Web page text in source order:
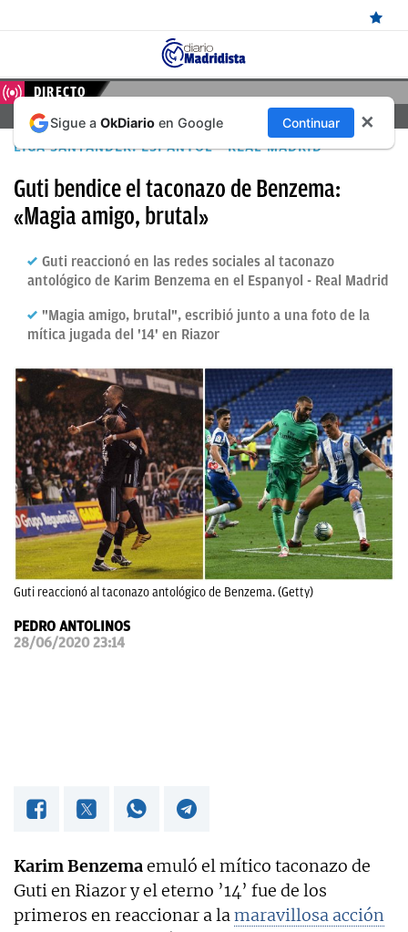
ÚLTIMAS
NOTICIAS
MADRID
BALONCESTO
CANTERA
DIRECTO
FEMENINO
PAPARAZZI
OKDIARIO
DIRECTO
FERENCVAROS – REAL MADRID, EN DIRECTO HOY
LIGA SANTANDER: ESPANYOL - REAL MADRID
Guti bendice el taconazo de Benzema:
«Magia amigo, brutal»
Guti reaccionó en las redes sociales al taconazo
antológico de Karim Benzema en el Espanyol - Real Madrid
"Magia amigo, brutal", escribió junto a una foto de la
mítica jugada del '14' en Riazor
Guti reaccionó al taconazo antológico de Benzema. (Getty)
PEDRO ANTOLINOS
28/06/2020 23:14
Karim Benzemaemuló el mítico taconazo de
Guti en Riazor y el eterno ’14’ fue de los
primeros en reaccionar a lamaravillosa acción
Sigue a OkDiario en Google Continuar ✕